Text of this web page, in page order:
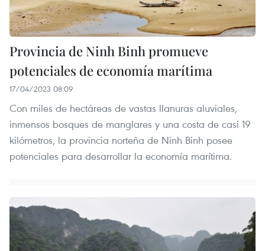
Provincia de Ninh Binh promueve
potenciales de economía marítima
17/04/2023 08:09
Con miles de hectáreas de vastas llanuras aluviales,
inmensos bosques de manglares y una costa de casi 19
kilómetros, la provincia norteña de Ninh Binh posee
potenciales para desarrollar la economía marítima.